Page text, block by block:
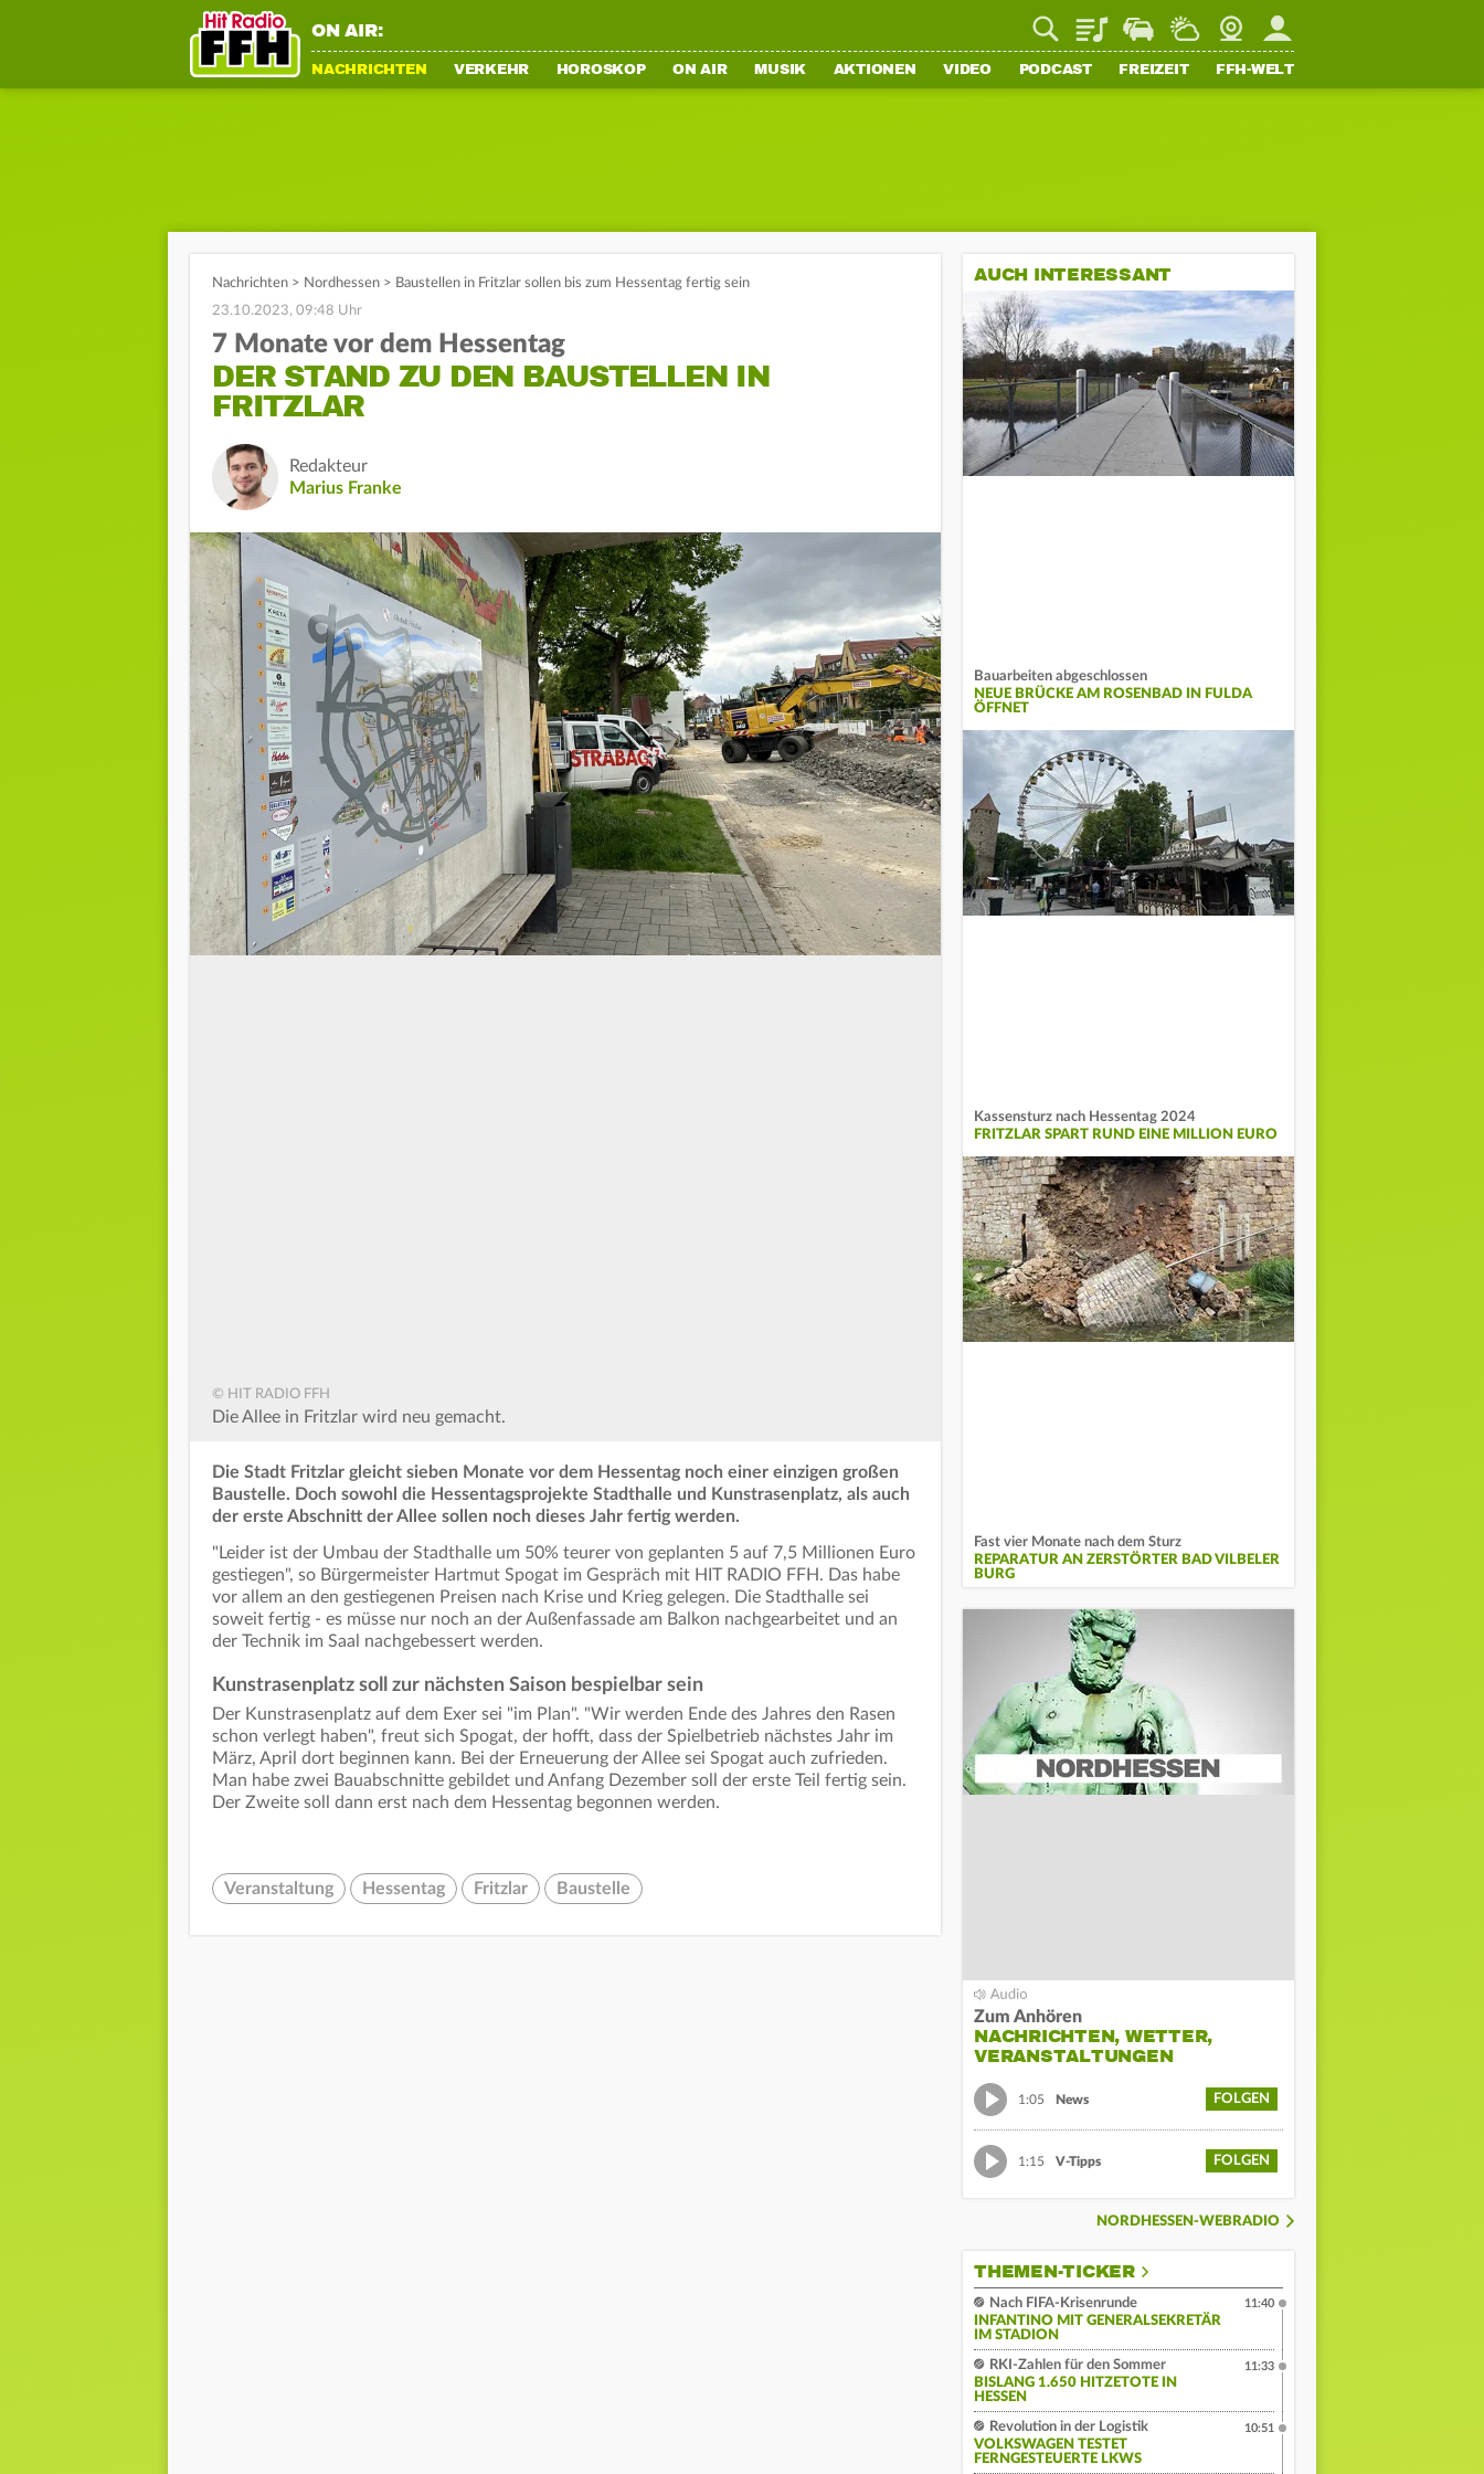
ON AIR: PlaylistStaupilotWetterWebcamMein FFH
NACHRICHTEN VERKEHR HOROSKOP ON AIR MUSIK AKTIONEN VIDEO PODCAST FREIZEIT FFH-WELT
Nachrichten > Nordhessen > Baustellen in Fritzlar sollen bis zum Hessentag fertig sein
23.10.2023, 09:48 Uhr
7 Monate vor dem Hessentag
DER STAND ZU DEN BAUSTELLEN IN
FRITZLAR
Redakteur
Marius Franke
© HIT RADIO FFH
Die Allee in Fritzlar wird neu gemacht.
Die Stadt Fritzlar gleicht sieben Monate vor dem Hessentag noch einer einzigen großen
Baustelle. Doch sowohl die Hessentagsprojekte Stadthalle und Kunstrasenplatz, als auch
der erste Abschnitt der Allee sollen noch dieses Jahr fertig werden.
"Leider ist der Umbau der Stadthalle um 50% teurer von geplanten 5 auf 7,5 Millionen Euro
gestiegen", so Bürgermeister Hartmut Spogat im Gespräch mit HIT RADIO FFH. Das habe
vor allem an den gestiegenen Preisen nach Krise und Krieg gelegen. Die Stadthalle sei
soweit fertig - es müsse nur noch an der Außenfassade am Balkon nachgearbeitet und an
der Technik im Saal nachgebessert werden.
Kunstrasenplatz soll zur nächsten Saison bespielbar sein
Der Kunstrasenplatz auf dem Exer sei "im Plan". "Wir werden Ende des Jahres den Rasen
schon verlegt haben", freut sich Spogat, der hofft, dass der Spielbetrieb nächstes Jahr im
März, April dort beginnen kann. Bei der Erneuerung der Allee sei Spogat auch zufrieden.
Man habe zwei Bauabschnitte gebildet und Anfang Dezember soll der erste Teil fertig sein.
Der Zweite soll dann erst nach dem Hessentag begonnen werden.
Veranstaltung Hessentag Fritzlar Baustelle
AUCH INTERESSANT
Bauarbeiten abgeschlossen
NEUE BRÜCKE AM ROSENBAD IN FULDA
ÖFFNET
Kassensturz nach Hessentag 2024
FRITZLAR SPART RUND EINE MILLION EURO
Fast vier Monate nach dem Sturz
REPARATUR AN ZERSTÖRTER BAD VILBELER
BURG
Zum Anhören
NACHRICHTEN, WETTER,
VERANSTALTUNGEN
1:05 News FOLGEN
1:15 V-Tipps FOLGEN
NORDHESSEN-WEBRADIO
THEMEN-TICKER
Nach FIFA-Krisenrunde
INFANTINO MIT GENERALSEKRETÄR
IM STADION
11:40
RKI-Zahlen für den Sommer
BISLANG 1.650 HITZETOTE IN
HESSEN
11:33
Revolution in der Logistik
VOLKSWAGEN TESTET
FERNGESTEUERTE LKWS
10:51